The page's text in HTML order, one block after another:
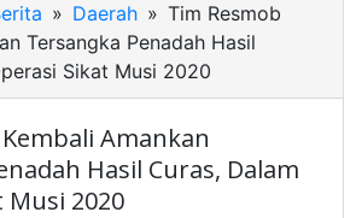
» Daerah » Tim Resmob
Tersangka Penadah Hasil
Sikat Musi 2020
Amankan
Hasil Curas, Dalam
Musi 2020